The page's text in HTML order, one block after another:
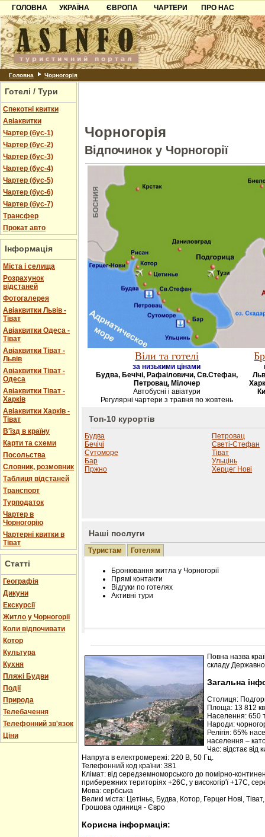
ГОЛОВНА
УКРАЇНА
Карпати
Азов
Причорноморря
Шацьк
ЄВРОПА
Чорногорія
Хорватія
Болгарія
ЧАРТЕРИ
ПРО НАС
Контакти
Партнерам
Додати готель
Головна Чорногорія
Готелі / Тури
Спекотні квитки
Авіаквитки
Чартер (бус-1)
Чартер (бус-2)
Чартер (бус-3)
Чартер (бус-4)
Чартер (бус-5)
Чартер (бус-6)
Чартер (бус-7)
Трансфер
Прокат авто
Інформація
Міста і селища
Розрахунок
відстаней
Фотогалерея
Авіаквитки Львів -
Тіват
Авіаквитки Одеса -
Тіват
Авіаквитки Тіват -
Львів
Авіаквитки Тіват -
Одеса
Авіаквитки Тіват -
Харків
Авіаквитки Харків -
Тіват
В'їзд в країну
Карти та схеми
Посольства
Словник, розмовник
Таблиця відстаней
Транспорт
Турподаток
Чартер в
Чорногорію
Чартерні квитки в
Тіват
Статті
Географія
Дикуни
Екскурсії
Житло у Чорногорії
Коли відпочивати
Котор
Культура
Кухня
Пляжі Будви
Події
Природа
Телебачення
Телефонний зв'язок
Ціни
Чорногорія
Відпочинок у Чорногорії
Віли та готелі
за низькими цінами
Будва, Бечічі, Рафаіловичи, Св.Стефан,
Петровац, Мілочер
Автобусні і авіатури
Регулярні чартери з травня по жовтень
Топ-10 курортів
Будва
Бечічі
Сутоморе
Бар
Пржно
Петровац
Светі-Стефан
Тіват
Ульцінь
Херцег Нові
Наші послуги
Туристам Готелям
Бронювання житла у Чорногорії
Прямі контакти
Відгуки по готелях
Активні тури
Розміщення інформації про готель на
Редагування інформації і цін на вимогу
Лічільник відвідувачів
Повна назва
складу
Загальна
Столиця:
Площа: 13 812
Населення: 650
Народи:
Релігія: 65%
населення –
Час: відстає від
Напруга в електромережі: 220 В, 50 Гц.
Телефонний код країни: 381
Клімат: від середземноморського до помірно-
прибережних територіях +26С, у високогір'ї +17С,
Мова: сербська
Великі міста: Цетіньє, Будва, Котор, Герцег Нові,
Грошова одиниця - Євро
Корисна інформація: